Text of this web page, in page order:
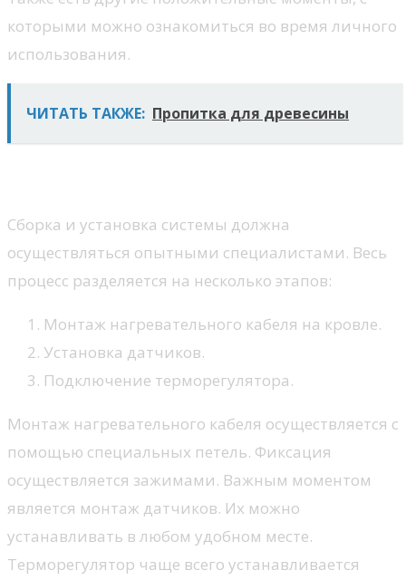
которыми можно ознакомиться во время личного
использования.
ЧИТАТЬ ТАКЖЕ: Пропитка для древесины
Сборка и установка системы должна
осуществляться опытными специалистами. Весь
процесс разделяется на несколько этапов:
Монтаж нагревательного кабеля на кровле.
Установка датчиков.
Подключение терморегулятора.
Монтаж нагревательного кабеля осуществляется с
помощью специальных петель. Фиксация
осуществляется зажимами. Важным моментом
является монтаж датчиков. Их можно
устанавливать в любом удобном месте.
Терморегулятор чаще всего устанавливается